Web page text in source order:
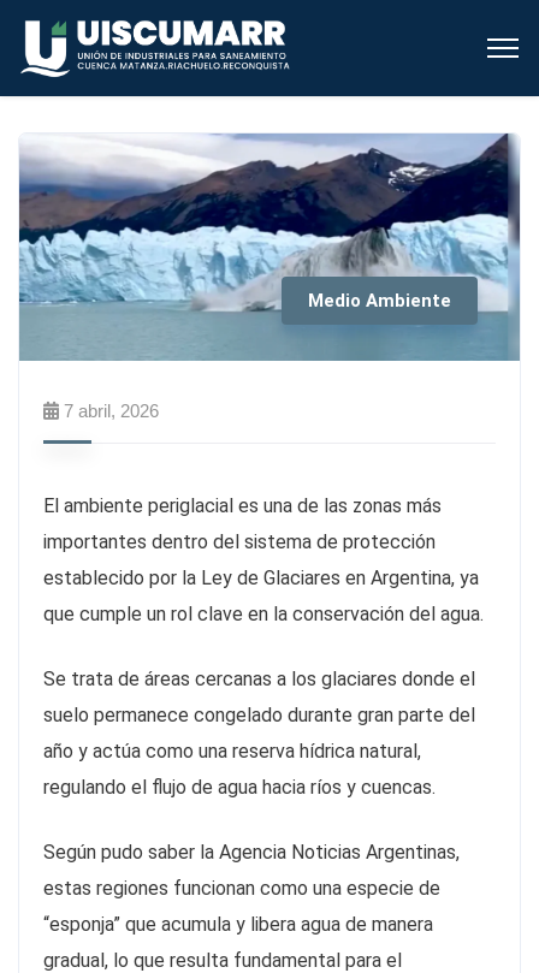
Medio Ambiente
7 abril, 2026
El ambiente periglacial es una de las zonas más
importantes dentro del sistema de protección
establecido por la Ley de Glaciares en Argentina, ya
que cumple un rol clave en la conservación del agua.
Se trata de áreas cercanas a los glaciares donde el
suelo permanece congelado durante gran parte del
año y actúa como una reserva hídrica natural,
regulando el flujo de agua hacia ríos y cuencas.
Según pudo saber la Agencia Noticias Argentinas,
estas regiones funcionan como una especie de
“esponja” que acumula y libera agua de manera
gradual, lo que resulta fundamental para el